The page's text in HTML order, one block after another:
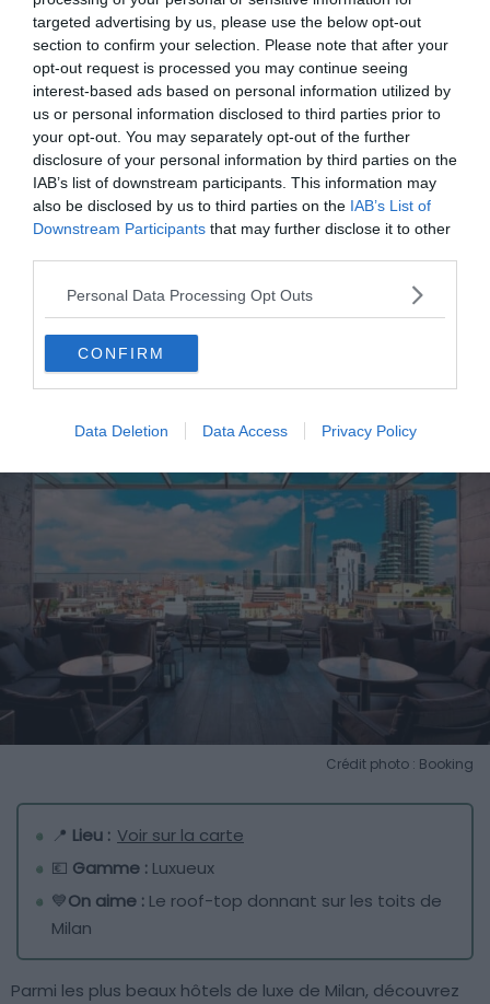
targeted advertising by us, please use the below opt-out
section to confirm your selection. Please note that after your
opt-out request is processed you may continue seeing
interest-based ads based on personal information utilized by
us or personal information disclosed to third parties prior to
your opt-out. You may separately opt-out of the further
disclosure of your personal information by third parties on the
IAB’s list of downstream participants. This information may
also be disclosed by us to third parties on the IAB’s List of
Downstream Participants that may further disclose it to other
Personal Data Processing Opt Outs
CONFIRM
Data Deletion Data Access Privacy Policy
Cet hôtel est un lieu incontournable pour les amoureux
de l’architecture avec sa décoration moderne et colorée
et son mobilier de designer. Plongez dans
l’effervescence de Milan depuis les terrasses donnant
sur la ville. La salle de sport avec sauna est également
un endroit idéal pour se détendre après une journée de
découvertes.
Escapade raffinée chez ME Milan Il
Duca
Crédit photo : Booking
📍 Lieu : Voir sur la carte
💶 Gamme : Luxueux
💙On aime : Le roof-top donnant sur les toits de
Milan
Parmi les plus beaux hôtels de luxe de Milan, découvrez